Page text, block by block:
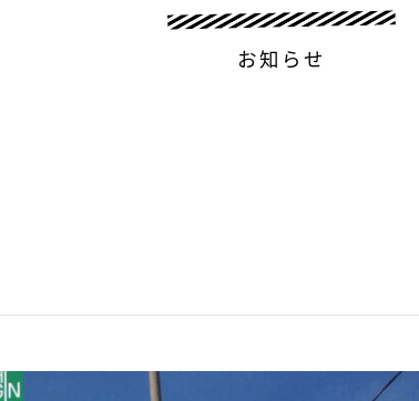
お知らせ